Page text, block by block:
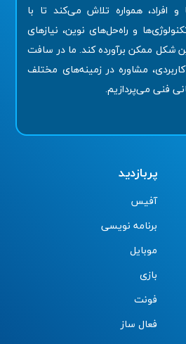
افراد، همواره تلاش می‌کند تا با
و راه‌حل‌های نوین، نیازهای
شکل ممکن برآورده کند. ما در سافت
کاربردی، مشاوره در زمینه‌های مختلف
فنی می‌پردازیم.
پربازدید
آفیس
برنامه نویسی
موبایل
بازی
فونت
فعال ساز